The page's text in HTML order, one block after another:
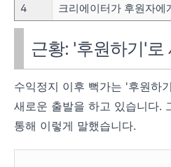
4
크리에이터가 후원자에
근황: '후원하기'로
수익정지 이후 뻑가는 '후원하
새로운 출발을 하고 있습니다.
통해 이렇게 말했습니다.